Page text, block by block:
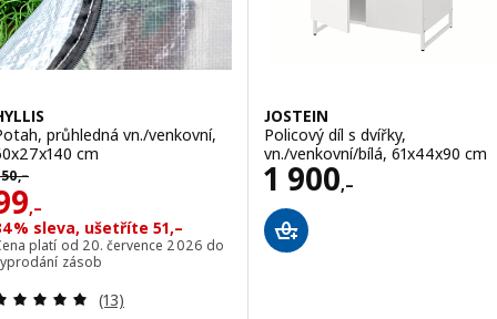
průhledná vn./venkovní,
cm
,– cena 150,–
,– 99,–
sleva, ušetříte 51,–
platí od 20. července 2026 do
zásob
Recenze: 5 z 5 hvězdy. Celkem recenzí:
(13)
JOSTEIN
Policový díl s dvířky,
vn./venkovní/bílá, 61x44x90 cm
1 900,–
Cena 1900,–